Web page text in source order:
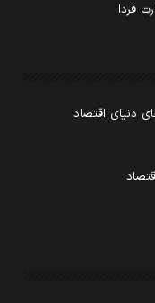
فردا
دنیای اقتصاد